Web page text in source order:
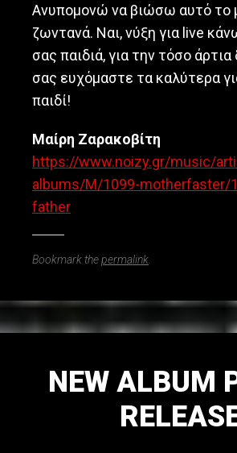
Ανυπομονώ να βιώσω αυτό το
ζωντανά. Ναι, νύξη για live
σας παιδιά, για την τόσο άρτια
σας ευχόμαστε τα καλύτερα
παιδί!
Μαίρη Ζαρακοβίτη
https://www.noizy.gr/music/
albums/M/1099-motherfaster/
father
Bookmark thepermalink.
NEW ALBUM